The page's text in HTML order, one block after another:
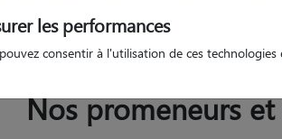
Nos promeneurs et
les performances
consentir à l'utilisation de ces